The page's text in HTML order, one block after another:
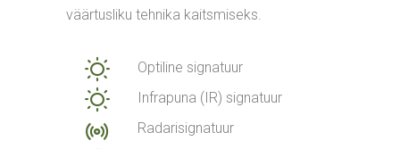
väärtusliku tehnika kaitsmiseks.
Optiline signatuur
Infrapuna (IR) signatuur
Radarisignatuur